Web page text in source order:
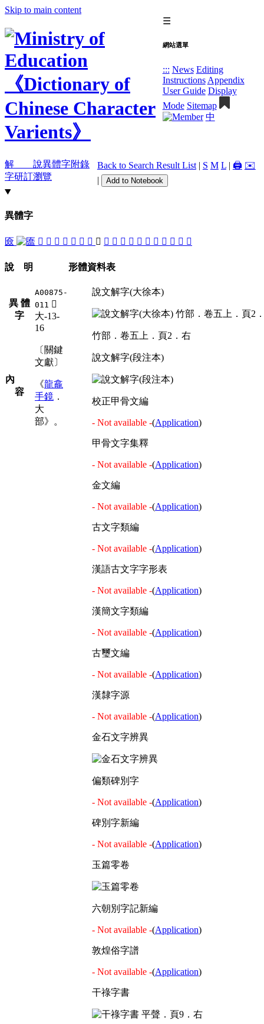
Skip to main content
☰
網站選單
::: News Editing
Instructions Appendix
User Guide Display
Mode Sitemap
中
解 說異體字附錄
字研訂瀏覽
Back to Search Result List| S M L | 🖨️ ✉️
|
Add to Notebook
異體字
匳 󱏼 󱏺 𡙗 󱏵 󱏶 󱏻 󱏹 󱏷 𢅸 𢊴 𣫢 籢 󱏽 𨕏 󱏿 󱏾 󱏸 󱏴 𨘰
說 明
異 體
字
A00875-
011 󱏷
大-13-
16
內
容
〔關鍵
文獻〕
《龍龕
手鏡 ．
大
部》。
形體資料表
說文解字(大徐本)
竹部．卷五上．頁2．右
說文解字(段注本)
校正甲骨文編
- Not available -(Application)
甲骨文字集釋
- Not available -(Application)
金文編
- Not available -(Application)
古文字類編
- Not available -(Application)
漢語古文字字形表
- Not available -(Application)
漢簡文字類編
- Not available -(Application)
古璽文編
- Not available -(Application)
漢隸字源
- Not available -(Application)
金石文字辨異
偏類碑別字
- Not available -(Application)
碑別字新編
- Not available -(Application)
玉篇零卷
六朝別字記新編
- Not available -(Application)
敦煌俗字譜
- Not available -(Application)
干祿字書